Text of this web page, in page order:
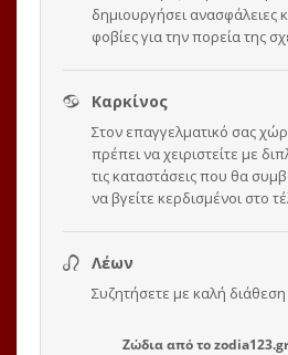
Ζώδιααπό τοzodia123.gr